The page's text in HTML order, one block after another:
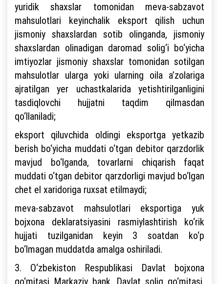
yuridik shaxslar tomonidan meva-sabzavot
mahsulotlari keyinchalik eksport qilish uchun
jismoniy shaxslardan sotib olinganda, jismoniy
shaxslardan olinadigan daromad solig‘i bo‘yicha
imtiyozlar jismoniy shaxslar tomonidan sotilgan
mahsulotlar ularga yoki ularning oila a’zolariga
ajratilgan yer uchastkalarida yetishtirilganligini
tasdiqlovchi hujjatni taqdim qilmasdan
qo‘llaniladi;
eksport qiluvchida oldingi eksportga yetkazib
berish bo‘yicha muddati o‘tgan debitor qarzdorlik
mavjud bo‘lganda, tovarlarni chiqarish faqat
muddati o‘tgan debitor qarzdorligi mavjud bo‘lgan
chet el xaridoriga ruxsat etilmaydi;
meva-sabzavot mahsulotlari eksportiga yuk
bojxona deklaratsiyasini rasmiylashtirish ko‘rik
hujjati tuzilganidan keyin 3 soatdan ko‘p
bo‘lmagan muddatda amalga oshiriladi.
3. O‘zbekiston Respublikasi Davlat bojxona
qo‘mitasi Markaziy bank, Davlat soliq qo‘mitasi,